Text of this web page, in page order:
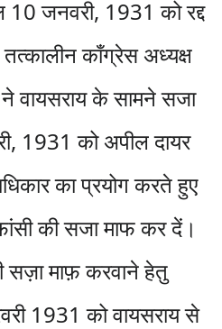
जनवरी, 1931 को रद्द
काँग्रेस अध्यक्ष
वायसराय के सामने सजा
1931 को अपील दायर
का प्रयोग करते हुए
की सजा माफ कर दें।
सज़ा माफ़ करवाने हेतु
1931 को वायसराय से